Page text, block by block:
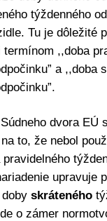
týždenného
Tu je dôležité
termínom ,,doba
a ,,doba
dvora EÚ
to, že nebol
upravuje
skráteného
o zámer